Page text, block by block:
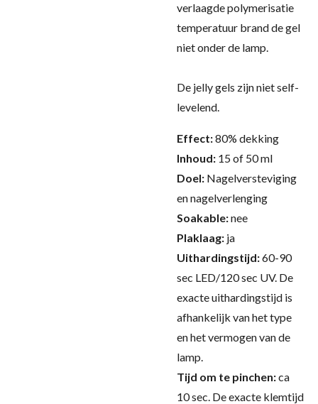
verlaagde polymerisatie
temperatuur brand de gel
niet onder de lamp.
De jelly gels zijn niet self-
levelend.
Effect:80% dekking
Inhoud: 15 of 50 ml
Doel: Nagelversteviging
en nagelverlenging
Soakable:nee
Plaklaag: ja
Uithardingstijd:60-90
sec LED/120 sec UV. De
exacte uithardingstijd is
afhankelijk van het type
en het vermogen van de
lamp.
Tijd om te pinchen:ca
10 sec. De exacte klemtijd